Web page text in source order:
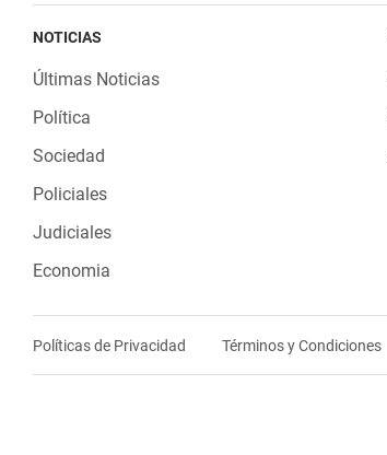
NOTICIAS
Últimas Noticias
Política
Sociedad
Policiales
Judiciales
Economia
Políticas de Privacidad Términos y Condiciones